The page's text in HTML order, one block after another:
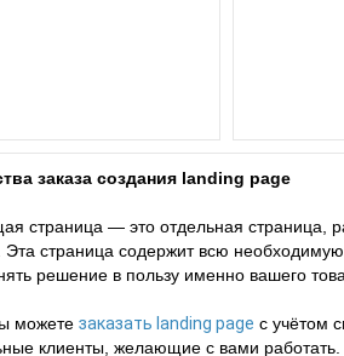
заказа создания landing page
страница — это отдельная страница,
Эта страница содержит всю
решение в пользу именно вашего
можете заказать landing page с учётом
клиенты, желающие с вами